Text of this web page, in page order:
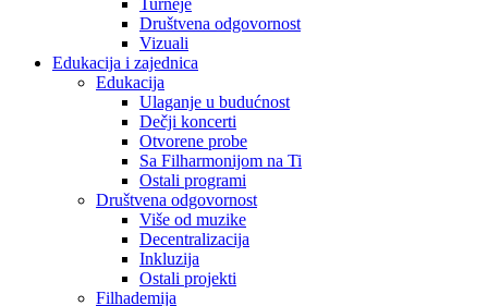
Društvena odgovornost
Vizuali
Edukacija i zajednica
Edukacija
Ulaganje u budućnost
Dečji koncerti
Otvorene probe
Sa Filharmonijom na Ti
Ostali programi
Društvena odgovornost
Više od muzike
Decentralizacija
Inkluzija
Ostali projekti
Filhademija